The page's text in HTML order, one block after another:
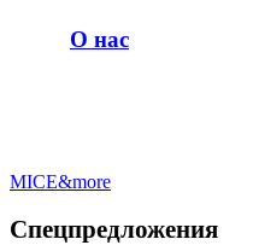
О нас
MICE&more
Спецпредложения